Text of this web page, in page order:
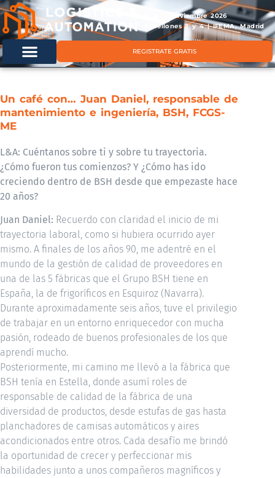
11 & 12 noviembre 2026
Pabellones 2 y 4 | IFEMA, Madrid
REGISTRATE GRATIS
Un café con… Juan Daniel, responsable de
mantenimiento e ingeniería, BSH, FCGS-
ME
L&A: Cuéntanos sobre ti y sobre tu trayectoria.
¿Cómo fueron tus comienzos? Y ¿Cómo has ido
creciendo dentro de BSH desde que empezaste hace
20 años?
Juan Daniel: Recuerdo con claridad el inicio de mi
trayectoria laboral, como si hubiera ocurrido ayer
mismo. A finales de los años 90, me adentré en el
mundo de la gestión de calidad de proveedores en
una de las 5 fábricas que el Grupo BSH tiene en
España, la de frigoríficos en Esquiroz (Navarra).
Durante aproximadamente seis años, tuve el privilegio
de trabajar en un entorno enriquecedor con mucha
pasión, rodeado de buenos profesionales de los que
aprendí mucho.
Posteriormente, mi camino me llevó a la fábrica que
BSH tenía en Estella, donde asumí roles de
responsable de calidad de la fábrica de una
diversidad de productos, desde estufas de gas hasta
planchadores de camisas automáticos y aires
acondicionados entre otros. Cada desafío me brindó
la oportunidad de crecer y perfeccionar mis
habilidades junto a unos compañeros magníficos y